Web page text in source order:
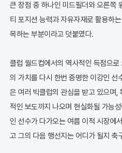
큰 장점 중 하나인 미드필더와 오른쪽
티 포지션 능력과 자유자재로 활용하
목하는 부분이라고 덧붙였다.
클럽 월드컵에서의 역사적인 득점으
의 가치를 다시 한번 증명한 이강인 선
은 여러 빅클럽의 관심을 받고 있으며,
적인 보도까지 나오며 현실화될 가능
인 선수가 다가오는 여름 이적 시장에
고 그의 다음 행선지는 어디가 될지 축